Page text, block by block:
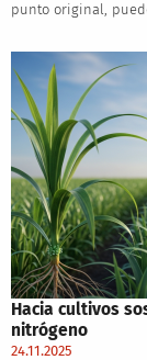
punto original,
Hacia cultivos
nitrógeno
24.11.2025